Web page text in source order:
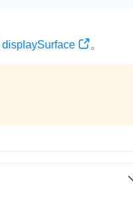
displaySurface 。